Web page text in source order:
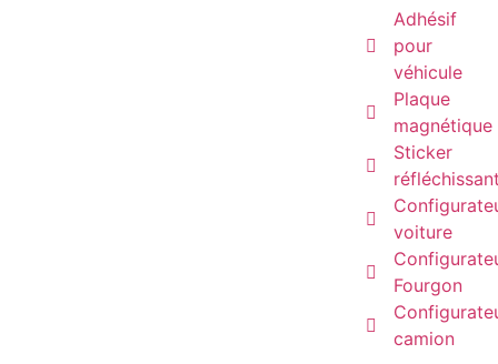
Adhésif
pour
véhicule
Plaque
magnétique
Sticker
voiture
Fourgon
camion